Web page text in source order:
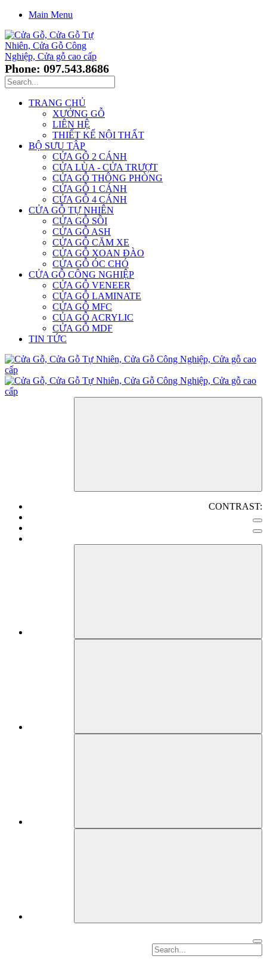
Main Menu
Phone: 097.543.8686
TRANG CHỦ
XƯỞNG GỖ
LIÊN HỆ
THIẾT KẾ NỘI THẤT
BỘ SƯU TẬP
CỬA GỖ 2 CÁNH
CỬA LÙA - CỬA TRƯỢT
CỬA GỖ THÔNG PHÒNG
CỬA GỖ 1 CÁNH
CỬA GỖ 4 CÁNH
CỬA GỖ TỰ NHIÊN
CỬA GỖ SỒI
CỬA GỖ ASH
CỬA GỖ CĂM XE
CỬA GỖ XOAN ĐÀO
CỬA GỖ ÓC CHÓ
CỬA GỖ CÔNG NGHIỆP
CỬA GỖ VENEER
CỬA GỖ LAMINATE
CỬA GỖ MFC
CỦA GỖ ACRYLIC
CỬA GỖ MDF
TIN TỨC
CONTRAST: